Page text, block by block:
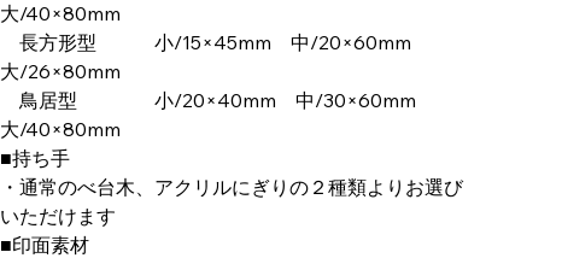
大/40×80mm
長方形型 小/15×45mm 中/20×60mm
大/26×80mm
鳥居型 小/20×40mm 中/30×60mm
大/40×80mm
■持ち手
・通常のべ台木、アクリルにぎりの２種類よりお選び
いただけます
■印面素材